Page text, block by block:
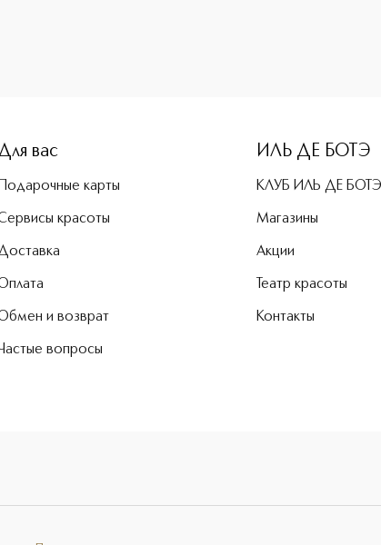
вас
Подарочные карты
красоты
и возврат
вопросы
ИЛЬ ДЕ БОТЭ
КЛУБ ИЛЬ ДЕ БОТЭ
Магазины
Акции
Театр красоты
Контакты